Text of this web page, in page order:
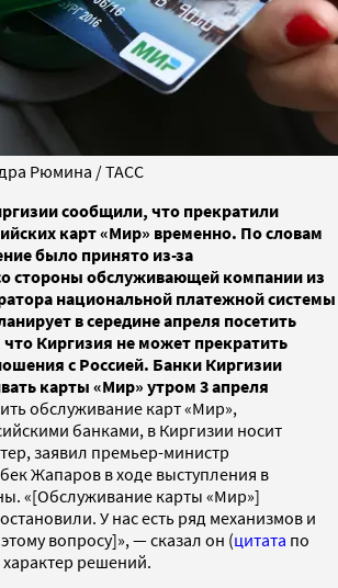
Рюмина / ТАСС
сообщили, что прекратили
карт «Мир» временно. По словам
было принято из-за
стороны обслуживающей компании из
национальной платежной системы
в середине апреля посетить
Киргизия не может прекратить
с Россией. Банки Киргизии
карты «Мир» утром 3 апреля
обслуживание карт «Мир»,
банками, в Киргизии носит
заявил премьер-министр
Жапаров в ходе выступления в
«[Обслуживание карты «Мир»]
У нас есть ряд механизмов и
вопросу]», — сказал он (цитата по
решений.